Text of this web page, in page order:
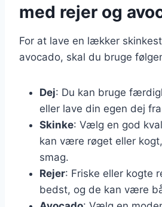
med rejer og
For at lave en lækker
avocado, skal du bruge
Dej: Du kan bruge
eller lave din egen dej
Skinke: Vælg en god
kan være røget eller
smag.
Rejer: Friske eller kogte
bedst, og de kan være